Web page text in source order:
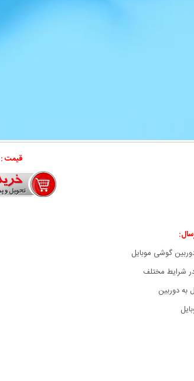
قیمت :
گوشی موبایل
دوربین